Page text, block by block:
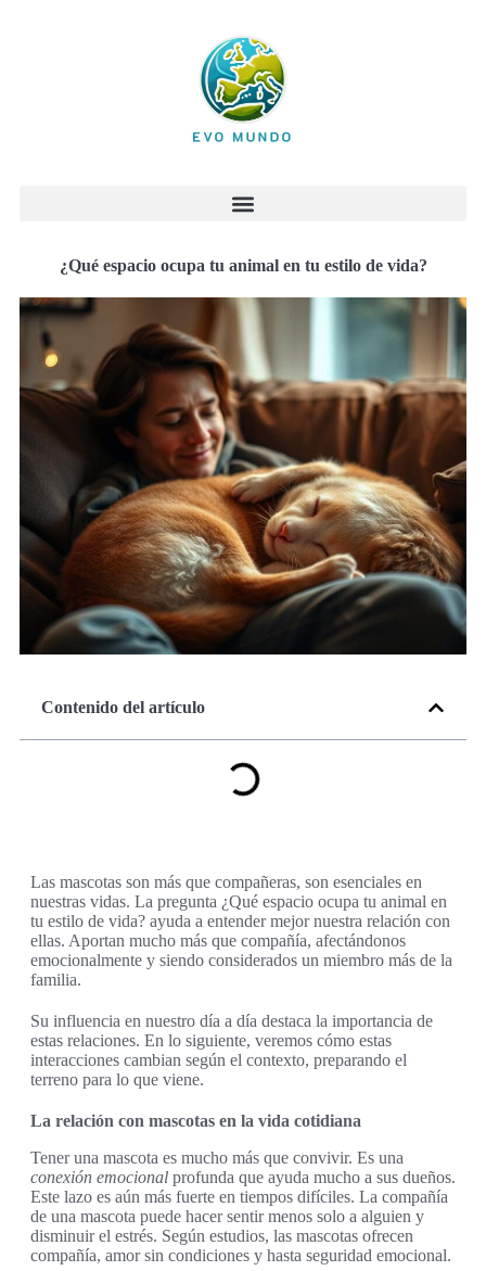
¿Qué espacio ocupa tu animal en tu estilo de vida?
Contenido del artículo
Las mascotas son más que compañeras, son esenciales en
nuestras vidas. La pregunta ¿Qué espacio ocupa tu animal en
tu estilo de vida? ayuda a entender mejor nuestra relación con
ellas. Aportan mucho más que compañía, afectándonos
emocionalmente y siendo considerados un miembro más de la
familia.
Su influencia en nuestro día a día destaca la importancia de
estas relaciones. En lo siguiente, veremos cómo estas
interacciones cambian según el contexto, preparando el
terreno para lo que viene.
La relación con mascotas en la vida cotidiana
Tener una mascota es mucho más que convivir. Es una
conexión emocional profunda que ayuda mucho a sus dueños.
Este lazo es aún más fuerte en tiempos difíciles. La compañía
de una mascota puede hacer sentir menos solo a alguien y
disminuir el estrés. Según estudios, las mascotas ofrecen
compañía, amor sin condiciones y hasta seguridad emocional.